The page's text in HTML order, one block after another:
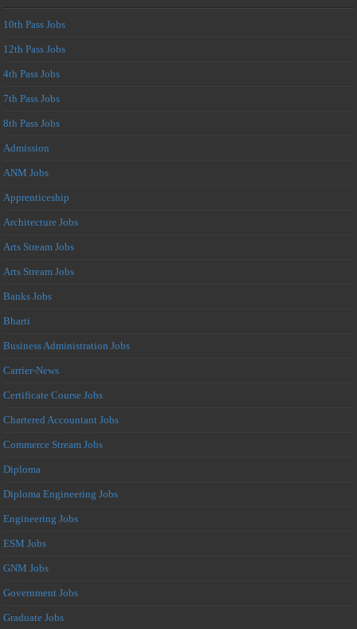
10th Pass Jobs
12th Pass Jobs
4th Pass Jobs
7th Pass Jobs
8th Pass Jobs
Admission
ANM Jobs
Apprenticeship
Architecture Jobs
Arts Stream Jobs
Arts Stream Jobs
Banks Jobs
Bharti
Business Administration Jobs
Carrier-News
Certificate Course Jobs
Chartered Accountant Jobs
Commerce Stream Jobs
Diploma
Diploma Engineering Jobs
Engineering Jobs
ESM Jobs
GNM Jobs
Government Jobs
Graduate Jobs